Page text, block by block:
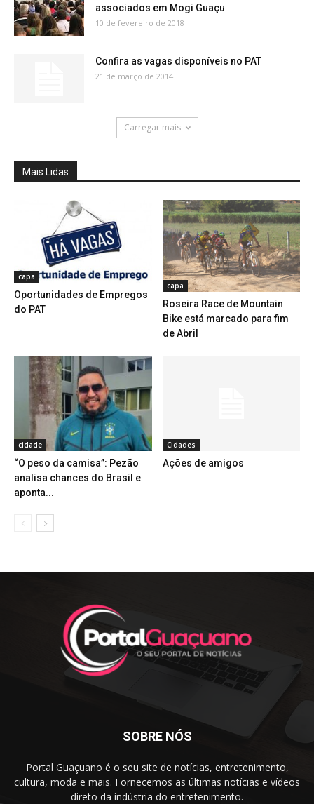
associados em Mogi Guaçu
10 de fevereiro de 2018
Confira as vagas disponíveis no PAT
21 de março de 2014
Carregar mais
Mais Lidas
capa
Oportunidades de Empregos
do PAT
capa
Roseira Race de Mountain
Bike está marcado para fim
de Abril
cidade
“O peso da camisa”: Pezão
analisa chances do Brasil e
aponta...
Cidades
Ações de amigos
SOBRE NÓS
Portal Guaçuano é o seu site de notícias, entretenimento,
cultura, moda e mais. Fornecemos as últimas notícias e vídeos
direto da indústria do entretenimento.